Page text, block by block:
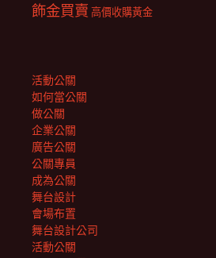
飾金買賣 高價收購黃金
活動公關
如何當公關
做公關
企業公關
廣告公關
公關專員
成為公關
舞台設計
會場布置
舞台設計公司
活動公關